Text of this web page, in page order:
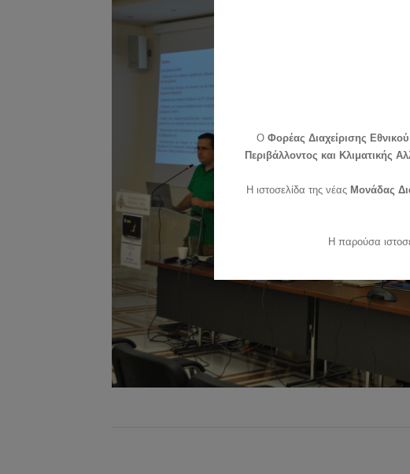
O Φορέας Διαχείρισης
Περιβάλλοντος και Κλιματικής
Η ιστοσελίδα της νέας Μονάδας
Η παρούσα